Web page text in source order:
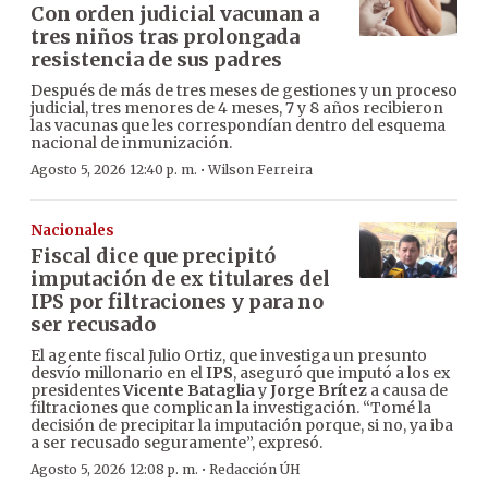
Con orden judicial vacunan a
tres niños tras prolongada
resistencia de sus padres
Después de más de tres meses de gestiones y un proceso
judicial, tres menores de 4 meses, 7 y 8 años recibieron
las vacunas que les correspondían dentro del esquema
nacional de inmunización.
Agosto 5, 2026 12:40 p. m. ·Wilson Ferreira
Nacionales
Fiscal dice que precipitó
imputación de ex titulares del
IPS por filtraciones y para no
ser recusado
El agente fiscal Julio Ortiz, que investiga un presunto
desvío millonario en elIPS, aseguró que imputó a los ex
presidentesVicente BatagliayJorge Brítez a causa de
filtraciones que complican la investigación. “Tomé la
decisión de precipitar la imputación porque, si no, ya iba
a ser recusado seguramente”, expresó.
Agosto 5, 2026 12:08 p. m. · Redacción ÚH